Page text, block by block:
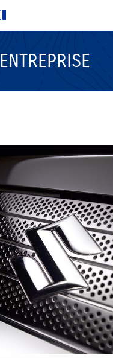
ENTREPRISE